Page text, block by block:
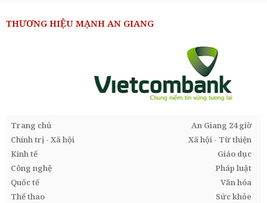
THƯƠNG HIỆU MẠNH AN GIANG
Trang chủ
An Giang 24 giờ
Chính trị - Xã hội
Xã hội - Từ thiện
Kinh tế
Giáo dục
Công nghệ
Pháp luật
Quốc tế
Văn hóa
Thể thao
Sức khỏe